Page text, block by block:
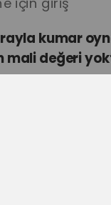
kumar
değeri